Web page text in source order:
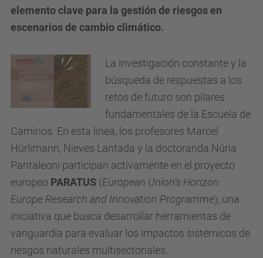
elemento clave para la gestión de riesgos en
escenarios de cambio climático.
La investigación constante y la
búsqueda de respuestas a los
retos de futuro son pilares
fundamentales de la Escuela de
Caminos. En esta línea, los profesores Marcel
Hürlimann, Nieves Lantada y la doctoranda Núria
Pantaleoni participan activamente en el proyecto
europeo PARATUS (European Union’s Horizon
Europe Research and Innovation Programme), una
iniciativa que busca desarrollar herramientas de
vanguardia para evaluar los impactos sistémicos de
riesgos naturales multisectoriales.